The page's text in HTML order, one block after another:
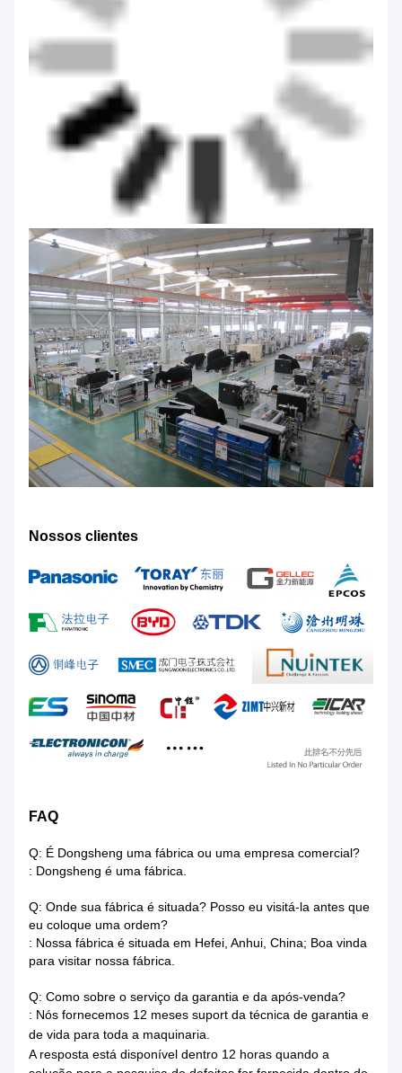
Nossos clientes
FAQ
Q: É Dongsheng uma fábrica ou uma empresa comercial?
: Dongsheng é uma fábrica.
Q: Onde sua fábrica é situada? Posso eu visitá-la antes que
eu coloque uma ordem?
: Nossa fábrica é situada em Hefei, Anhui, China; Boa vinda
para visitar nossa fábrica.
Q: Como sobre o serviço da garantia e da após-venda?
: Nós fornecemos 12 meses suport da técnica de garantia e
de vida para toda a maquinaria.
A resposta está disponível dentro 12 horas quando a